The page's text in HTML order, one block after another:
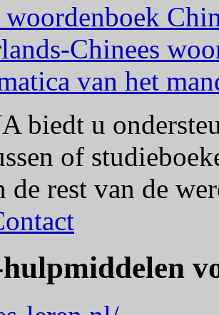
Chinees
van het
biedt u
of
de rest van de